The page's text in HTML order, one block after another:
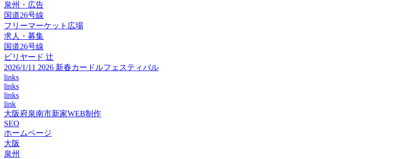
泉州・広告
国道26号線
フリーマーケット広場
求人・募集
国道26号線
ビリヤード 辻
2026/1/11 2026 新春カードルフェスティバル
links
links
links
link
大阪府泉南市新家WEB制作
SEO
ホームページ
大阪
泉州